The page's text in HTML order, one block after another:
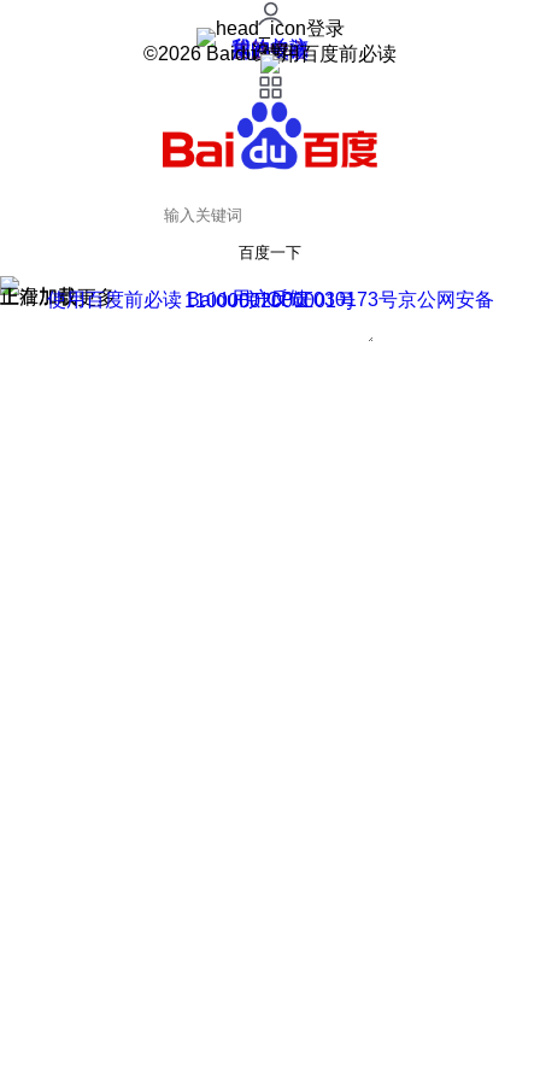
登录
我的关注
我的收藏
皮肤中心
用户反馈
设置
©2026 Baidu 使用百度前必读
百度一下
正在加载
上滑加载更多 用户反馈
使用百度前必读 Baidu 京ICP证030173号
京公网安备11000002000001号